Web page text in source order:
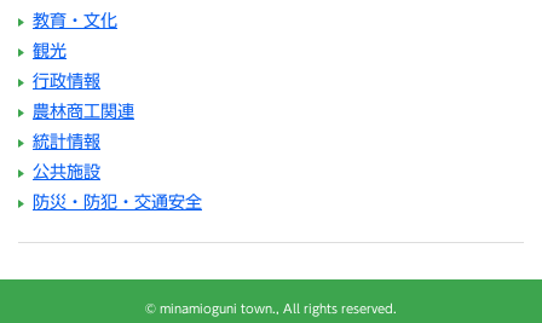
教育・文化
観光
行政情報
農林商工関連
統計情報
公共施設
防災・防犯・交通安全
© minamioguni town., All rights reserved.